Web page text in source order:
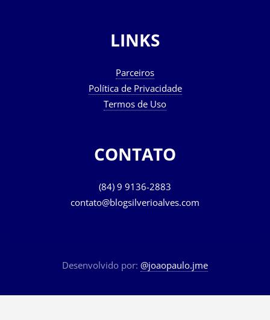
LINKS
Parceiros
Política de Privacidade
Termos de Uso
CONTATO
(84) 9 9136-2883
contato@blogsilverioalves.com
Desenvolvido por: @joaopaulo.jme